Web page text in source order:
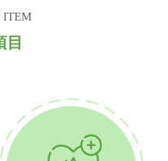
ITEM
目